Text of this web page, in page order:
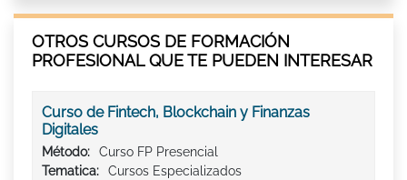
OTROS CURSOS DE FORMACIÓN
PROFESIONAL QUE TE PUEDEN INTERESAR
Curso de Fintech, Blockchain y Finanzas
Digitales
Método:
Curso FP Presencial
Tematica:
Cursos Especializados